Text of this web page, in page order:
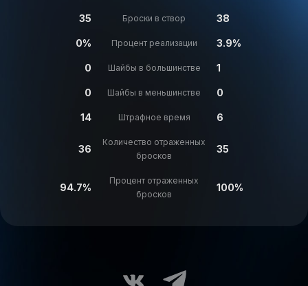
35 Броски в створ 38
0% Процент реализации 3.9%
0 Шайбы в большинстве 1
0 Шайбы в меньшинстве 0
14 Штрафное время 6
36
Количество отраженных
бросков
35
94.7%
Процент отраженных
бросков
100%